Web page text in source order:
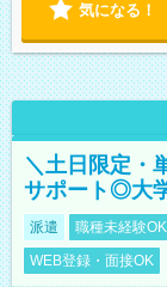
気になる！
＼土日限定・
サポート◎大
派遣 職種未経験OK
WEB登録・面接OK